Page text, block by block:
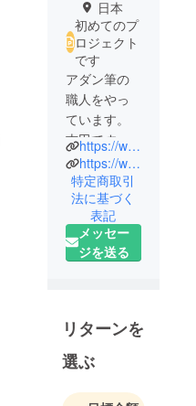
日本
初めてのプ
ロジェクト
です
アダン筆の
職人をやっ
ています。
吉田です。
よろしくお
願いいたし
ます。
https://www.d-labo.okinawa/fudekoubou/adan_fude/
https://www.youtube.com/channel/UCBjRjEuND5xZGwFpxHBhixg
特定商取引
法に基づく
表記
メッセー
ジを送る
リターンを
選ぶ